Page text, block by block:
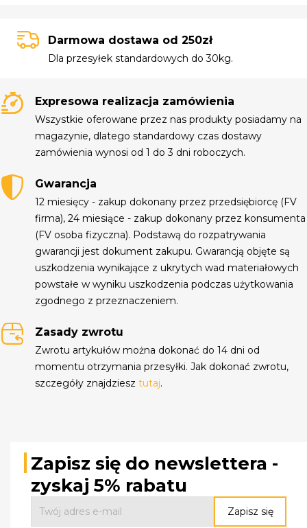
Darmowa dostawa od 250zł
Dla przesyłek standardowych do 30kg.
Expresowa realizacja zamówienia
Wszystkie oferowane przez nas produkty posiadamy na
magazynie, dlatego standardowy czas dostawy
zamówienia wynosi od 1 do 3 dni roboczych.
Gwarancja
12 miesięcy - zakup dokonany przez przedsiębiorcę (FV
firma), 24 miesiące - zakup dokonany przez konsumenta
(FV osoba fizyczna). Podstawą do rozpatrywania
gwarancji jest dokument zakupu. Gwarancją objęte są
uszkodzenia wynikające z ukrytych wad materiałowych
powstałe w wyniku uszkodzenia podczas użytkowania
zgodnego z przeznaczeniem.
Zasady zwrotu
Zwrotu artykułów można dokonać do 14 dni od
momentu otrzymania przesyłki. Jak dokonać zwrotu,
szczegóły znajdziesztutaj.
Zapisz się do newslettera -
zyskaj 5% rabatu